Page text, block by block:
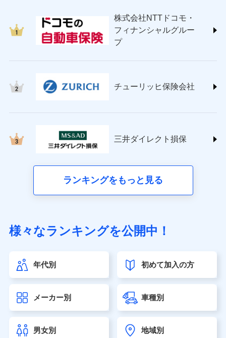
ＳＯＭＰＯダイレクト損害保険株式会社
(https://www.sompo-direct.co.jp/)
チューリッヒ保険会社 (https://www.zurich.co.jp/)
(https://www.nisshinfire.co.jp/)
(https://www.petfamilyins.co.jp/)
ins.com/)
三井ダイレクト損害保険株式会社
（https://www.sonylife.co.jp）
第一ネオ生命保険株式会社（https://neofirst.co.jp/）
大樹生命保険株式会社（https://www.taiju-life.co.jp）
seimei.co.jp）
チューリッヒ生命保険株式会社
東京海上日動あんしん生命保険株式会社
株式会社NTTドコモ・
フィナンシャルグルー
プ
チューリッヒ保険会社
三井ダイレクト損保
ランキングをもっと見る
様々なランキングを公開中！
年代別 初めて加入の方
メーカー別 車種別
男女別 地域別